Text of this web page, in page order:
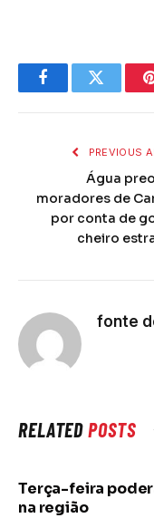
FacebookTwitter
PREVIOUS
Água
moradores de
por conta de
cheiro
fonte
RELATEDPOSTS
Terça-feira
na região